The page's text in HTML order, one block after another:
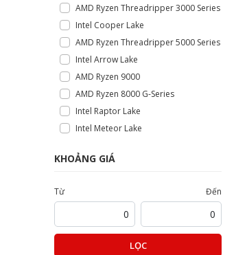
AMD Ryzen Threadripper 3000 Series
Intel Cooper Lake
AMD Ryzen Threadripper 5000 Series
Intel Arrow Lake
AMD Ryzen 9000
AMD Ryzen 8000 G-Series
Intel Raptor Lake
Intel Meteor Lake
KHOẢNG GIÁ
Từ Đến
LỌC